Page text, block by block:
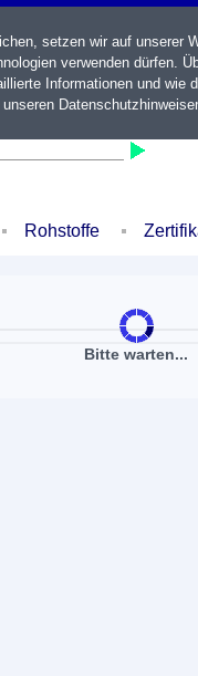
Rohstoffe
Bitte warten...
setzen wir auf unserer
verwenden dürfen.
Informationen und wie